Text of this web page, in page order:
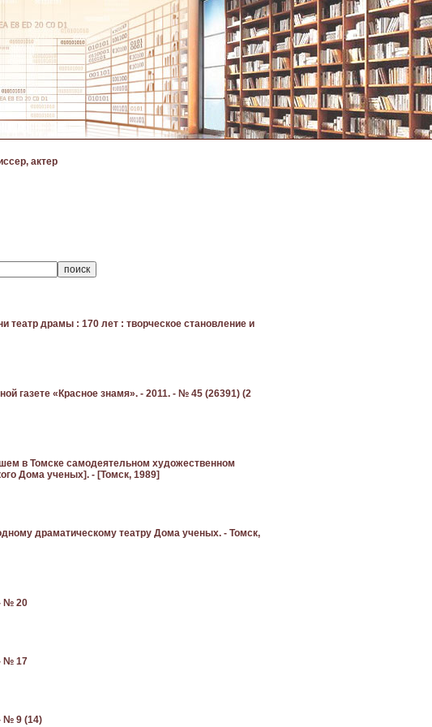
актер
театр драмы : 170 лет : творческое становление и
газете «Красное знамя». - 2011. - № 45 (26391) (2
в Томске самодеятельном художественном
Дома ученых]. - [Томск, 1989]
драматическому театру Дома ученых. - Томск,
№ 20
№ 17
№ 9 (14)